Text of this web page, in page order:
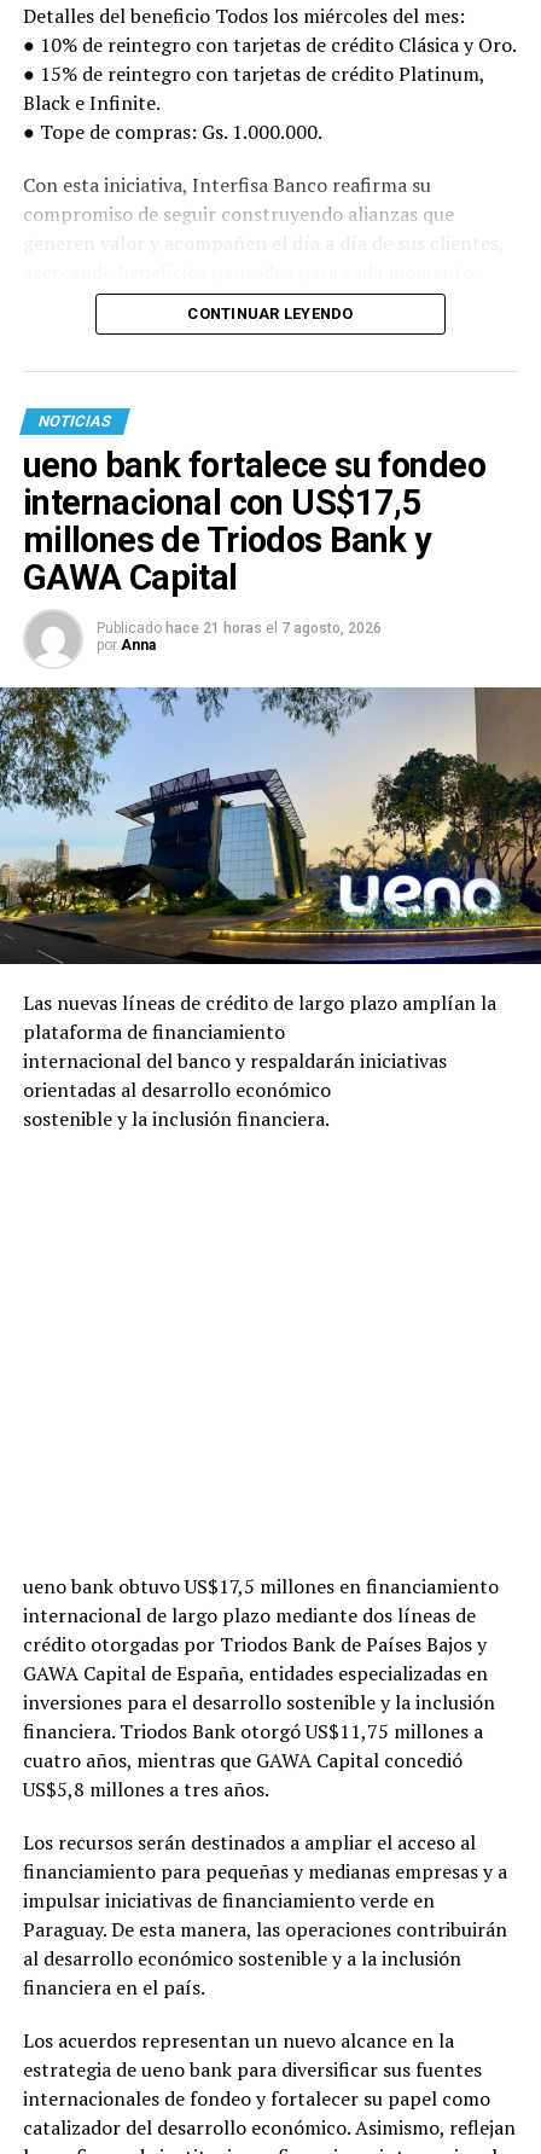
Detalles del beneficio Todos los miércoles del mes:
● 10% de reintegro con tarjetas de crédito Clásica y Oro.
● 15% de reintegro con tarjetas de crédito Platinum,
Black e Infinite.
● Tope de compras: Gs. 1.000.000.
Con esta iniciativa, Interfisa Banco reafirma su
compromiso de seguir construyendo alianzas que
CONTINUAR LEYENDO
NOTICIAS
ueno bank fortalece su fondeo
internacional con US$17,5
millones de Triodos Bank y
GAWA Capital
Publicado hace 21 horas el 7 agosto, 2026
por Anna
Las nuevas líneas de crédito de largo plazo amplían la
plataforma de financiamiento
internacional del banco y respaldarán iniciativas
orientadas al desarrollo económico
sostenible y la inclusión financiera.
ueno bank obtuvo US$17,5 millones en financiamiento
internacional de largo plazo mediante dos líneas de
crédito otorgadas por Triodos Bank de Países Bajos y
GAWA Capital de España, entidades especializadas en
inversiones para el desarrollo sostenible y la inclusión
financiera. Triodos Bank otorgó US$11,75 millones a
cuatro años, mientras que GAWA Capital concedió
US$5,8 millones a tres años.
Los recursos serán destinados a ampliar el acceso al
financiamiento para pequeñas y medianas empresas y a
impulsar iniciativas de financiamiento verde en
Paraguay. De esta manera, las operaciones contribuirán
al desarrollo económico sostenible y a la inclusión
financiera en el país.
Los acuerdos representan un nuevo alcance en la
estrategia de ueno bank para diversificar sus fuentes
internacionales de fondeo y fortalecer su papel como
catalizador del desarrollo económico. Asimismo, reflejan